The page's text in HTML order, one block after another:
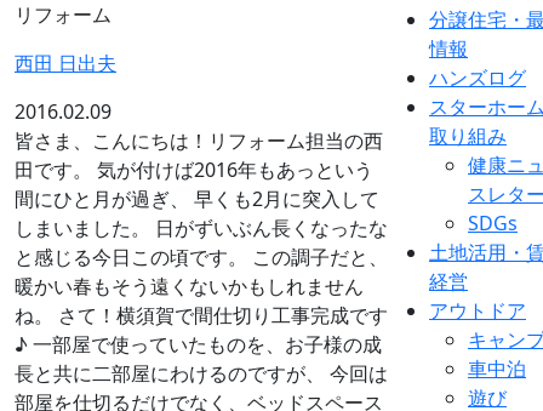
リフォーム
西田 日出夫
2016.02.09
皆さま、こんにちは！リフォーム担当の西
田です。 気が付けば2016年もあっという
間にひと月が過ぎ、 早くも2月に突入して
しまいました。 日がずいぶん長くなったな
と感じる今日この頃です。 この調子だと、
暖かい春もそう遠くないかもしれません
ね。 さて！横須賀で間仕切り工事完成です
♪ 一部屋で使っていたものを、お子様の成
長と共に二部屋にわけるのですが、 今回は
部屋を仕切るだけでなく、ベッドスペース
分譲住宅・
情報
ハンズログ
スターホー
取り組み
健康ニ
スレタ
SDGs
土地活用・
経営
アウトドア
キャン
車中泊
遊び